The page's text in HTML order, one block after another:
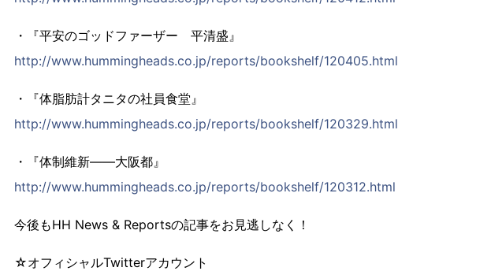
・『平安のゴッドファーザー 平清盛』
http://www.hummingheads.co.jp/reports/bookshelf/120405.html
・『体脂肪計タニタの社員食堂』
http://www.hummingheads.co.jp/reports/bookshelf/120329.html
・『体制維新――大阪都』
http://www.hummingheads.co.jp/reports/bookshelf/120312.html
今後もHH News & Reportsの記事をお見逃しなく！
☆オフィシャルTwitterアカウント